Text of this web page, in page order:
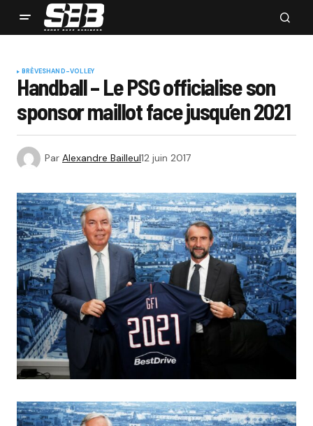
BRÈVESHAND-VOLLEY
Handball – Le PSG officialise son
sponsor maillot face jusqu’en 2021
Par Alexandre Bailleul12 juin 2017